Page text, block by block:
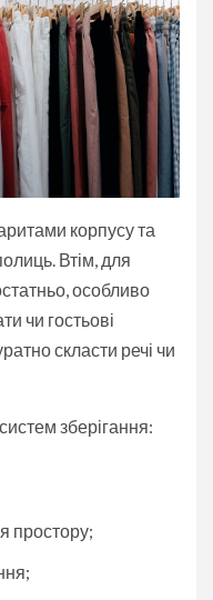
корпусу та
Втім, для
особливо
чи гостьові
скласти речі чи
зберігання:
простору;